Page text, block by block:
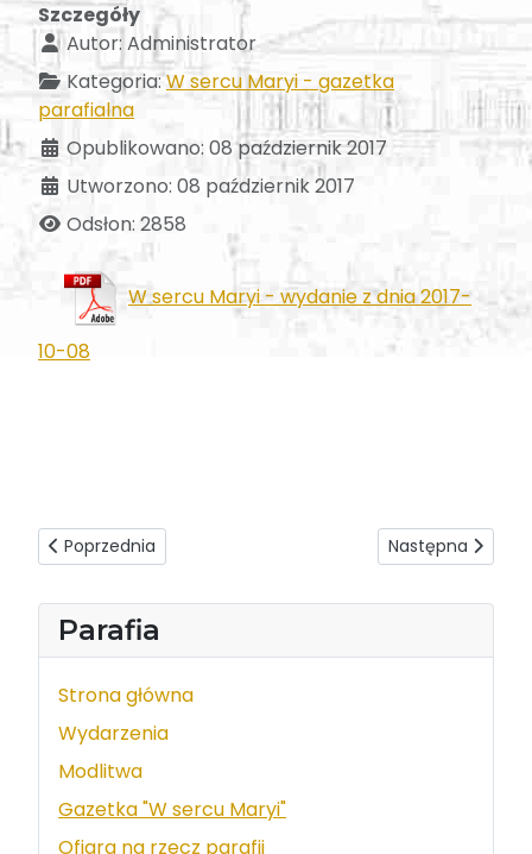
Parafia
Strona główna
Wydarzenia
Modlitwa
Gazetka "W sercu Maryi"
Ofiara na rzecz parafii
Szczegóły
Autor: Administrator
Kategoria:W sercu Maryi - gazetka
parafialna
Opublikowano: 08 październik 2017
Utworzono: 08 październik 2017
Odsłon: 2858
W sercu Maryi - wydanie z dnia 2017-
10-08
Poprzednia strona: W sercu Maryi - wydanie z dnia 2017-
Poprzednia Następna
Następna